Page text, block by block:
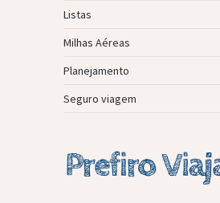
Listas
Milhas Aéreas
Planejamento
Seguro viagem